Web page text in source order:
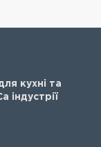
кухні та
індустрії